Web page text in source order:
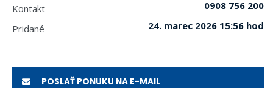
Kontakt
0908 756 200
Pridané
24. marec 2026 15:56 hod
POSLAŤ PONUKU NA E-MAIL